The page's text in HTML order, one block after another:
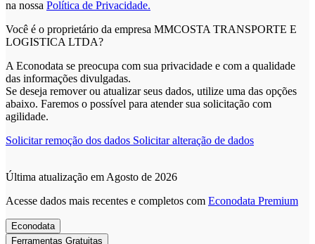
na nossa Política de Privacidade.
Você é o proprietário da empresa MMCOSTA TRANSPORTE E
LOGISTICA LTDA?
A Econodata se preocupa com sua privacidade e com a qualidade
das informações divulgadas.
Se deseja remover ou atualizar seus dados, utilize uma das opções
abaixo. Faremos o possível para atender sua solicitação com
agilidade.
Solicitar remoção dos dados Solicitar alteração de dados
Última atualização em Agosto de 2026
Acesse dados mais recentes e completos com Econodata Premium
Econodata
Ferramentas Gratuitas